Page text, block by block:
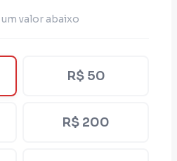
valor abaixo
R$ 50
R$ 200